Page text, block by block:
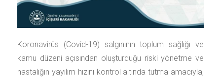
Koronavirüs (Covid-19) salgınının toplum sağlığı ve
kamu düzeni açısından oluşturduğu riski yönetme ve
hastalığın yayılım hızını kontrol altında tutma amacıyla,